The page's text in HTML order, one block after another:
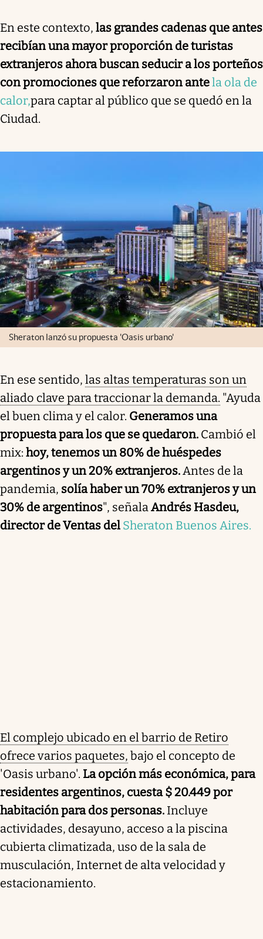
En este contexto, las grandes cadenas que antes
recibían una mayor proporción de turistas
extranjeros ahora buscan seducir a los porteños
con promociones que reforzaron antela ola de
calor,para captar al público que se quedó en la
Ciudad.
Sheraton lanzó su propuesta 'Oasis urbano'
En ese sentido, las altas temperaturas son un
aliado clave para traccionar la demanda. "Ayuda
el buen clima y el calor. Generamos una
propuesta para los que se quedaron. Cambió el
mix: hoy, tenemos un 80% de huéspedes
argentinos y un 20% extranjeros. Antes de la
pandemia, solía haber un 70% extranjeros y un
30% de argentinos", señala Andrés Hasdeu,
director de Ventas del Sheraton Buenos Aires.
El complejo ubicado en el barrio de Retiro
ofrece varios paquetes, bajo el concepto de
'Oasis urbano'. La opción más económica, para
residentes argentinos, cuesta $20.449por
habitación para dos personas. Incluye
actividades, desayuno, acceso a la piscina
cubierta climatizada, uso de la sala de
musculación, Internet de alta velocidad y
estacionamiento.